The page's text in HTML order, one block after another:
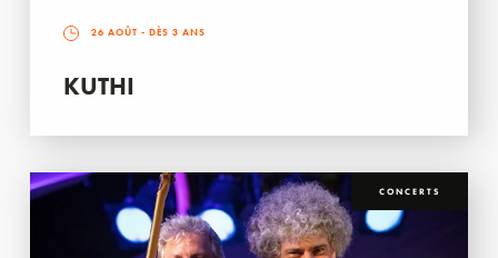
26 AOÛT - DÈS 3 ANS
KUTHI
CONCERTS